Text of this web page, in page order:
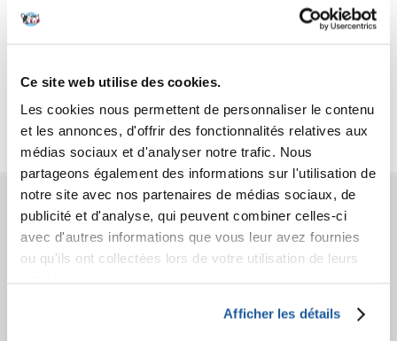
Ce site web utilise des cookies.
Les cookies nous permettent de personnaliser le contenu
et les annonces, d'offrir des fonctionnalités relatives aux
médias sociaux et d'analyser notre trafic. Nous
partageons également des informations sur l'utilisation de
notre site avec nos partenaires de médias sociaux, de
publicité et d'analyse, qui peuvent combiner celles-ci
avec d'autres informations que vous leur avez fournies
ou qu'ils ont collectées lors de votre utilisation de leurs
Afficher les détails
Critiques
Photos supplémentaires
AVANT L'ACHAT
COMMANDES